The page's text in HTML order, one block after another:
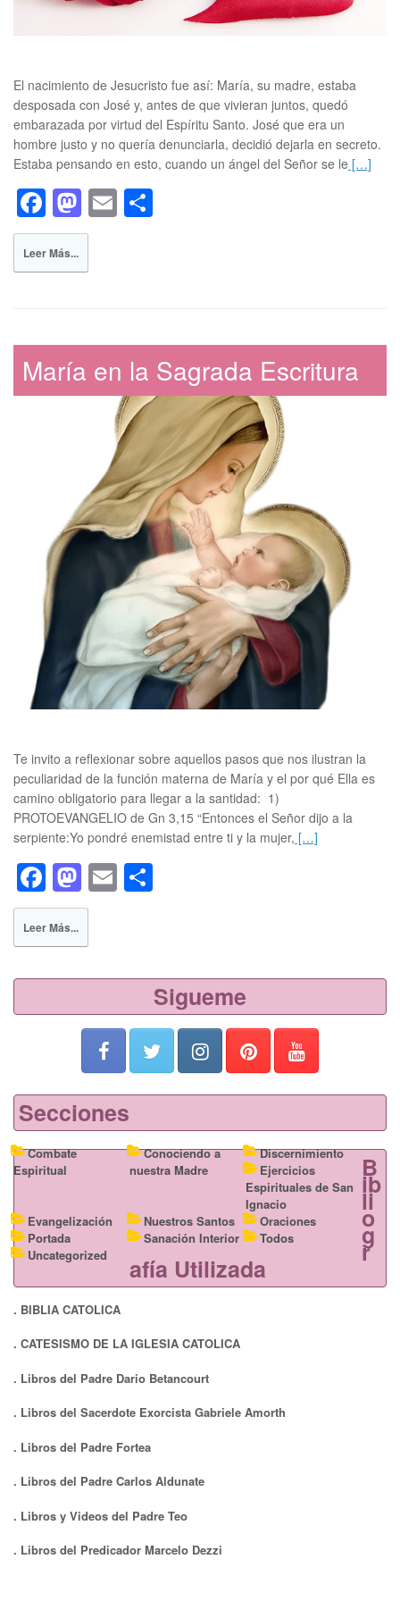
El nacimiento de Jesucristo fue así: María, su madre, estaba
desposada con José y, antes de que vivieran juntos, quedó
embarazada por virtud del Espíritu Santo. José que era un
hombre justo y no quería denunciarla, decidió dejarla en secreto.
Estaba pensando en esto, cuando un ángel del Señor se le […]
F
a
c
o
o
k
M
a
st
o
n
E
m
Leer Más...
María en la Sagrada Escritura
Te invito a reflexionar sobre aquellos pasos que nos ilustran la
peculiaridad de la función materna de María y el por qué Ella es
camino obligatorio para llegar a la santidad: 1)
PROTOEVANGELIO de Gn 3,15 “Entonces el Señor dijo a la
serpiente:Yo pondré enemistad entre ti y la mujer, […]
F
a
c
b
o
M
a
st
d
o
E
m
Leer Más...
Sigueme
Secciones
Combate
Espiritual
Conociendo a
nuestra Madre
Discernimiento
Ejercicios
Espirituales de San
Ignacio
Evangelización
Nuestros Santos
Oraciones
Portada
Sanación Interior
Todos
Uncategorized
B
ib
li
o
g
r
afía Utilizada
. BIBLIA CATOLICA
. CATESISMO DE LA IGLESIA CATOLICA
. Libros del Padre Dario Betancourt
. Libros del Sacerdote Exorcista Gabriele Amorth
. Libros del Padre Fortea
. Libros del Padre Carlos Aldunate
. Libros y Videos del Padre Teo
. Libros del Predicador Marcelo Dezzi